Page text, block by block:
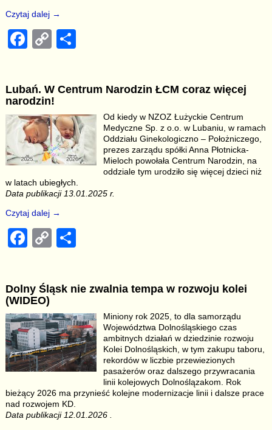
Czytaj dalej →
F
e
b
o
o
k
C
y
Li
n
k
e
Lubań. W Centrum Narodzin ŁCM coraz więcej
narodzin!
Od kiedy w NZOZ Łużyckie Centrum
Medyczne Sp. z o.o. w Lubaniu, w ramach
Oddziału Ginekologiczno – Położniczego,
prezes zarządu spółki Anna Płotnicka-
Mieloch powołała Centrum Narodzin, na
oddziale tym urodziło się więcej dzieci niż
w latach ubiegłych.
Data publikacji 13.01.2025 r.
Czytaj dalej →
F
e
b
o
o
k
C
y
Li
n
k
e
Dolny Śląsk nie zwalnia tempa w rozwoju kolei
(WIDEO)
Miniony rok 2025, to dla samorządu
Województwa Dolnośląskiego czas
ambitnych działań w dziedzinie rozwoju
Kolei Dolnośląskich, w tym zakupu taboru,
rekordów w liczbie przewiezionych
pasażerów oraz dalszego przywracania
linii kolejowych Dolnoślązakom. Rok
bieżący 2026 ma przynieść kolejne modernizacje linii i dalsze prace
nad rozwojem KD.
Data publikacji 12.01.2026 .